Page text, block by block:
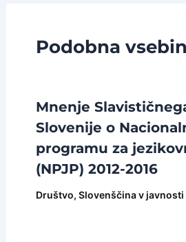
Podobna
Mnenje
Slovenije o
programu za
(NPJP) 2012-2016
Društvo, Slovenščina v javnosti